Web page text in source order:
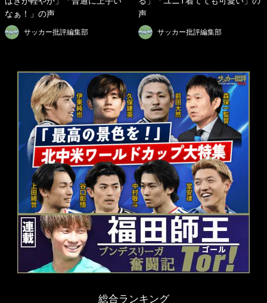
なぁ！」の声
サッカー批評編集部
声
サッカー批評編集部
総合ランキング